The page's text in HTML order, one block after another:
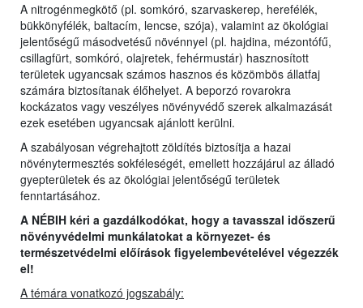
A nitrogénmegkötő (pl. somkóró, szarvaskerep, herefélék,
bükkönyfélék, baltacím, lencse, szója), valamint az ökológiai
jelentőségű másodvetésű növénnyel (pl. hajdina, mézontófű,
csillagfürt, somkóró, olajretek, fehérmustár) hasznosított
területek ugyancsak számos hasznos és közömbös állatfaj
számára biztosítanak élőhelyet. A beporzó rovarokra
kockázatos vagy veszélyes növényvédő szerek alkalmazását
ezek esetében ugyancsak ajánlott kerülni.
A szabályosan végrehajtott zöldítés biztosítja a hazai
növénytermesztés sokféleségét, emellett hozzájárul az álladó
gyepterületek és az ökológiai jelentőségű területek
fenntartásához.
A NÉBIH kéri a gazdálkodókat, hogy a tavasszal időszerű
növényvédelmi munkálatokat a környezet- és
természetvédelmi előírások figyelembevételével végezzék
el!
A témára vonatkozó jogszabály: